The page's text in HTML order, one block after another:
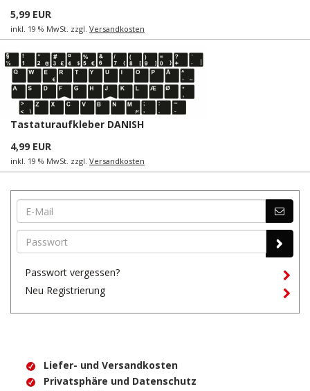
5,99 EUR
inkl. 19 % MwSt. zzgl. Versandkosten
Tastaturaufkleber DANISH
4,99 EUR
inkl. 19 % MwSt. zzgl. Versandkosten
Passwort vergessen?
Neu Registrierung
Liefer- und Versandkosten
Privatsphäre und Datenschutz